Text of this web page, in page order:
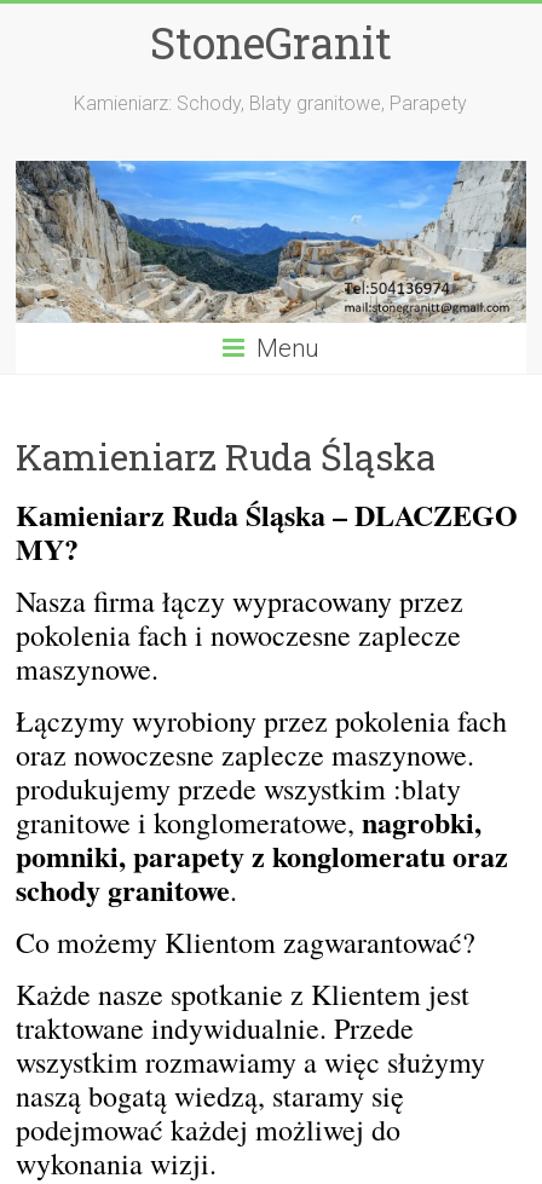
StoneGranit
Kamieniarz: Schody, Blaty granitowe, Parapety
Menu
Kamieniarz Ruda Śląska
Kamieniarz Ruda Śląska – DLACZEGO
MY?
Nasza firma łączy wypracowany przez
pokolenia fach i nowoczesne zaplecze
maszynowe.
Łączymy wyrobiony przez pokolenia fach
oraz nowoczesne zaplecze maszynowe.
produkujemy przede wszystkim :blaty
granitowe ikonglomeratowe,nagrobki,
pomniki, parapety z konglomeratu oraz
schody granitowe.
Co możemy Klientom zagwarantować?
Każde nasze spotkanie z Klientem jest
traktowane indywidualnie. Przede
wszystkim rozmawiamy a więc służymy
naszą bogatą wiedzą, staramy się
podejmować każdej możliwej do
wykonania wizji.